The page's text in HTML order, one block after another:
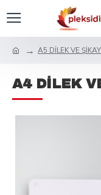
A5 DİLEK VE
A4 DİLEK